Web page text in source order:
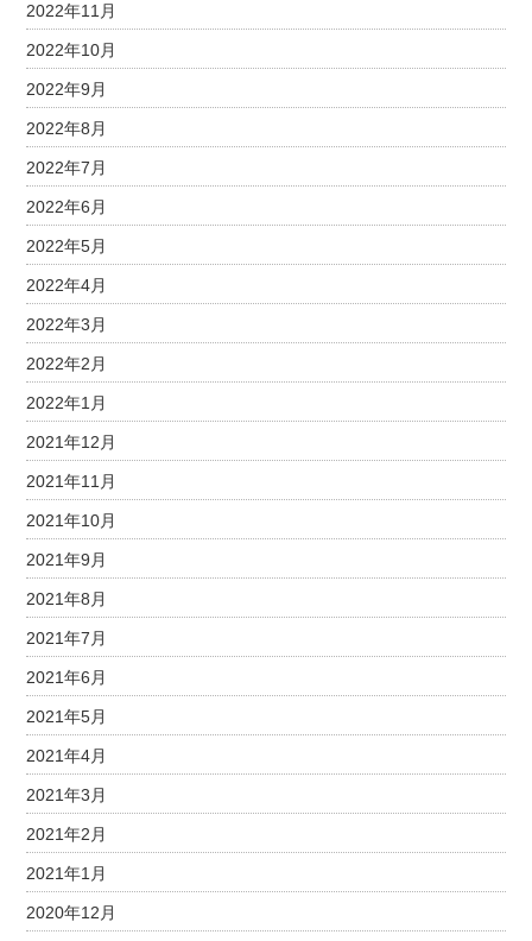
2022年11月
2022年10月
2022年9月
2022年8月
2022年7月
2022年6月
2022年5月
2022年4月
2022年3月
2022年2月
2022年1月
2021年12月
2021年11月
2021年10月
2021年9月
2021年8月
2021年7月
2021年6月
2021年5月
2021年4月
2021年3月
2021年2月
2021年1月
2020年12月